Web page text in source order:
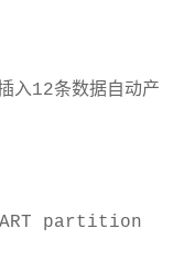
入12条数据自动产
partition